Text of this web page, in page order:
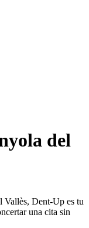
del
Vallès, Dent-Up es tu
una cita sin